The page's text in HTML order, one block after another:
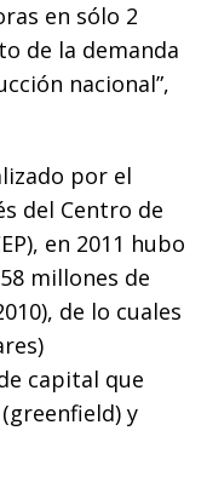
en sólo 2
de la demanda
nacional”,
por el
del Centro de
en 2011 hubo
millones de
de lo cuales
capital que
y